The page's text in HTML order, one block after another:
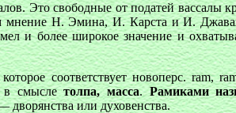
Это свободные от податей вассалы
мнение Н. Эмина, И. Карста и И.
и более широкое значение и
соответствует новоперс. ram,
в смыслетолпа, масса.Рамиками
дворянства или духовенства.